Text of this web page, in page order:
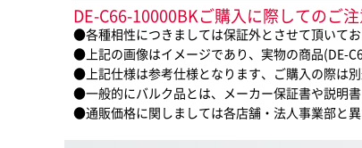
DE-C66-10000BKご購入に際してのご
●各種相性につきましては保証外とさせて頂いてお
●上記の画像はイメージであり、実物の商品(DE-
●上記仕様は参考仕様となります、ご購入の際は
●一般的にバルク品とは、メーカー保証書や説明
●通販価格に関しましては各店舗・法人事業部と異